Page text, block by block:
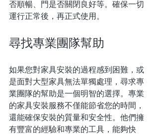
否順暢、門是否關閉良好等。確保一切
運行正常後，再正式使用。
尋找專業團隊幫助
如果您對家具安裝的過程感到困難，或
是面對大型家具無法單獨處理，尋求專
業團隊的幫助是一個明智的選擇。專業
的家具安裝服務不僅能節省您的時間，
還能確保安裝的質量和安全性。他們擁
有豐富的經驗和專業的工具，能夠快